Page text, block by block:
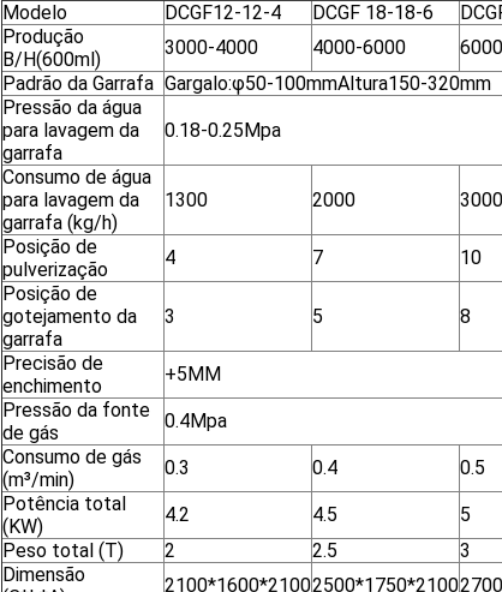
Modelo DCGF12-12-4 DCGF 18-18-6
Produção
B/H(600ml)
3000-4000 4000-6000
Padrão da Garrafa Gargalo:φ50-100mmAltura150-320mm
Pressão da água
para lavagem da
garrafa
0.18-0.25Mpa
Consumo de água
para lavagem da
garrafa (kg/h)
1300 2000 3000
Posição de
pulverização
4 7 10
Posição de
gotejamento da
garrafa
3 5 8
Precisão de
enchimento
+5MM
Pressão da fonte
de gás
0.4Mpa
Consumo de gás
(m³/min)
0.3 0.4 0.5
Potência total
(KW)
4.2 4.5 5
Peso total (T)
2 2.5 3
Dimensão
2100*1600*21002500*1750*2100